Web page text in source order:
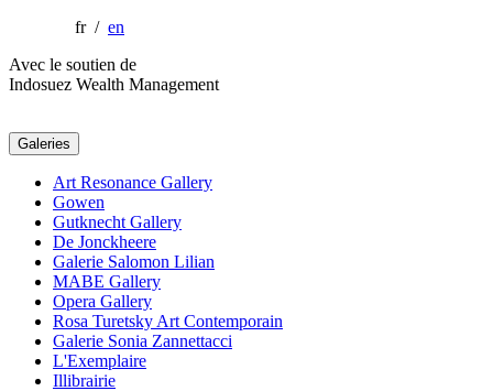
fr / en
Avec le soutien de
Indosuez Wealth Management
Galeries
Art Resonance Gallery
Gowen
Gutknecht Gallery
De Jonckheere
Galerie Salomon Lilian
MABE Gallery
Opera Gallery
Rosa Turetsky Art Contemporain
Galerie Sonia Zannettacci
L'Exemplaire
Illibrairie